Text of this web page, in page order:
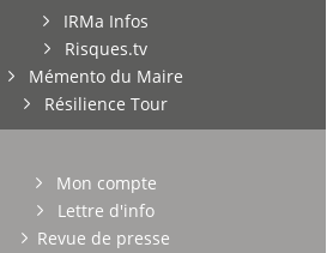
IRMa Infos
Risques.tv
Mémento du Maire
Résilience Tour
Mon compte
Lettre d'info
Revue de presse